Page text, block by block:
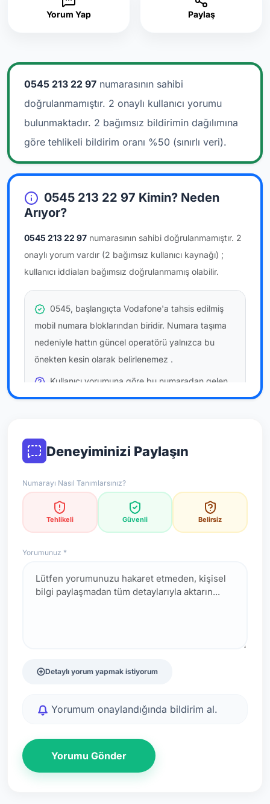
Yorum Yap Paylaş
0545 213 22 97 numarasının sahibi
doğrulanmamıştır. 2 onaylı kullanıcı yorumu
bulunmaktadır. 2 bağımsız bildirimin dağılımına
göre tehlikeli bildirim oranı %50 (sınırlı veri).
0545 213 22 97 Kimin? Neden
Arıyor?
0545 213 22 97 numarasının sahibi doğrulanmamıştır. 2
onaylı yorum vardır (2 bağımsız kullanıcı kaynağı) ;
kullanıcı iddiaları bağımsız doğrulanmamış olabilir.
0545, başlangıçta Vodafone'a tahsis edilmiş
mobil numara bloklarından biridir. Numara taşıma
nedeniyle hattın güncel operatörü yalnızca bu
önekten kesin olarak belirlenemez .
Kullanıcı yorumuna göre bu numaradan gelen
çağrılaratemkinli yaklaşmanızönerilir; bu bir site
resmi doğrulama niteliği taşımaz.
*Not: Değerlendirmeler onaylı kullanıcı yorumlarına göre
güncellenir.
Deneyiminizi Paylaşın
Numarayı Nasıl Tanımlarsınız?
Tehlikeli Güvenli Belirsiz
Yorumunuz *
Detaylı yorum yapmak istiyorum
Yorumum onaylandığında bildirim al.
Yorumu Gönder